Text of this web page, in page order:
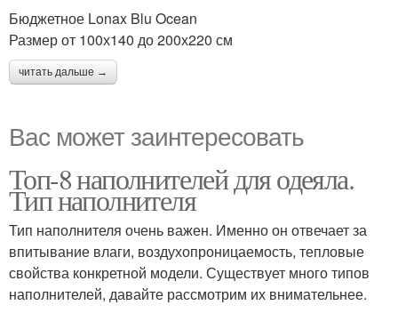
Бюджетное Lonax Blu Ocean
Размер от 100х140 до 200х220 см
читать дальше →
Вас может заинтересовать
Топ-8 наполнителей для одеяла.
Тип наполнителя
Тип наполнителя очень важен. Именно он отвечает за
впитывание влаги, воздухопроницаемость, тепловые
свойства конкретной модели. Существует много типов
наполнителей, давайте рассмотрим их внимательнее.